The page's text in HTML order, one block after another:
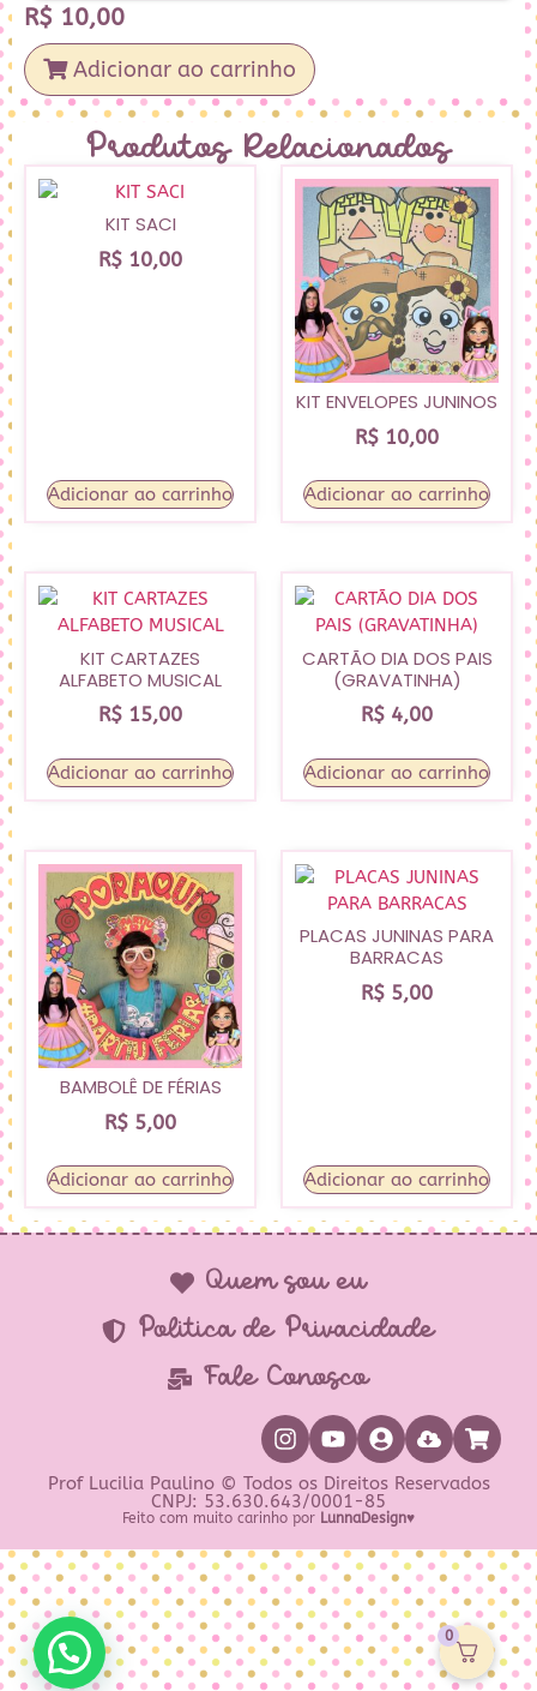
R$ 10,00
Adicionar ao carrinho
Produtos Relacionados
KIT SACI
R$ 10,00
Adicionar ao carrinho
KIT ENVELOPES JUNINOS
R$ 10,00
Adicionar ao carrinho
KIT CARTAZES
ALFABETO MUSICAL
R$ 15,00
Adicionar ao carrinho
CARTÃO DIA DOS PAIS
(GRAVATINHA)
R$ 4,00
Adicionar ao carrinho
BAMBOLÊ DE FÉRIAS
R$ 5,00
Adicionar ao carrinho
PLACAS JUNINAS PARA
BARRACAS
R$ 5,00
Adicionar ao carrinho
Quem sou eu
Política de Privacidade
Fale Conosco
Prof Lucilia Paulino © Todos os Direitos Reservados
CNPJ: 53.630.643/0001-85
Feito com muito carinho por LunnaDesign♥
0